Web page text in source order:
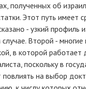
полученных об
Этот путь имеет
- узкий профиль
Второй - многие
в которой работает
поскольку в
на выбор